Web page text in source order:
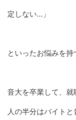
定しない…」
といったお悩みを持
音大を卒業して、
人の半分はバイト